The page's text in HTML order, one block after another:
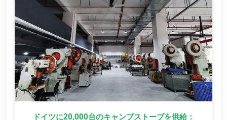
ドイツに20,000台のキャンプストーブを供給：